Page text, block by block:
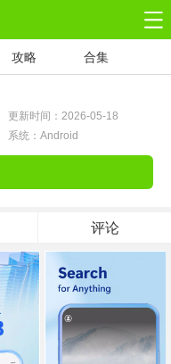
攻略 合集
更新时间：2026-05-18
系统：Android
评论